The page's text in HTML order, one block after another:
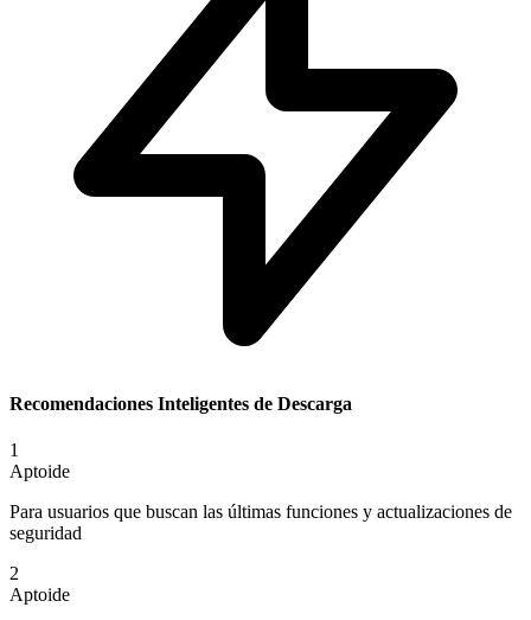
Recomendaciones Inteligentes de Descarga
1
Aptoide
Para usuarios que buscan las últimas funciones y actualizaciones de
seguridad
2
Aptoide